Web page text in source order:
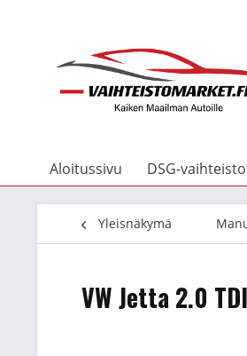
Aloitussivu DSG-
Yleisnäkymä
VW Jetta 2.0